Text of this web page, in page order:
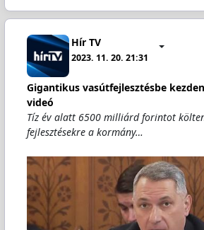
Hír TV
2023. 11. 20. 21:31
Gigantikus vasútfejlesztésbe
videó
Tíz év alatt 6500 milliárd forintot
fejlesztésekre a kormány…